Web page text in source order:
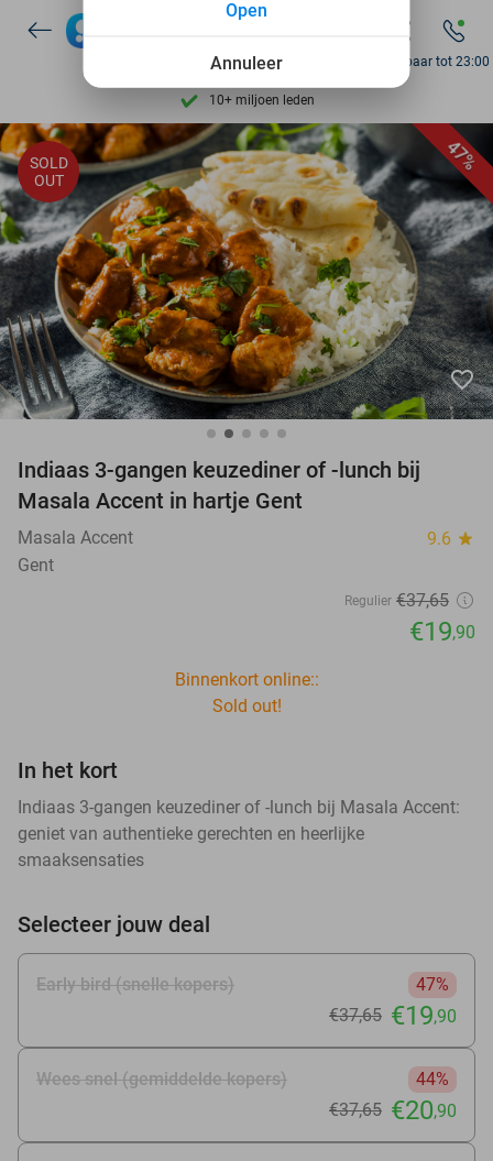
7 dagen per week beschikbaar
10+ miljoen leden
9,4 op basis van
Ontdek 15.000+ deals
7 dagen per week beschikbaar
10+ miljoen leden
Bereikbaar tot 23:00
47%
SOLD
OUT
favorite_border
Indiaas 3-gangen keuzediner of -lunch bij
Masala Accent in hartje Gent
Masala Accent 9.6 star
Gent
Regulier €37,65
€19,90
Binnenkort online::
Sold out!
In het kort
Indiaas 3-gangen keuzediner of -lunch bij Masala Accent:
geniet van authentieke gerechten en heerlijke
smaaksensaties
Selecteer jouw deal
Early bird (snelle kopers)
47%
€37,65 €19,90
Wees snel (gemiddelde kopers)
44%
€37,65 €20,90
Annuleer
Open